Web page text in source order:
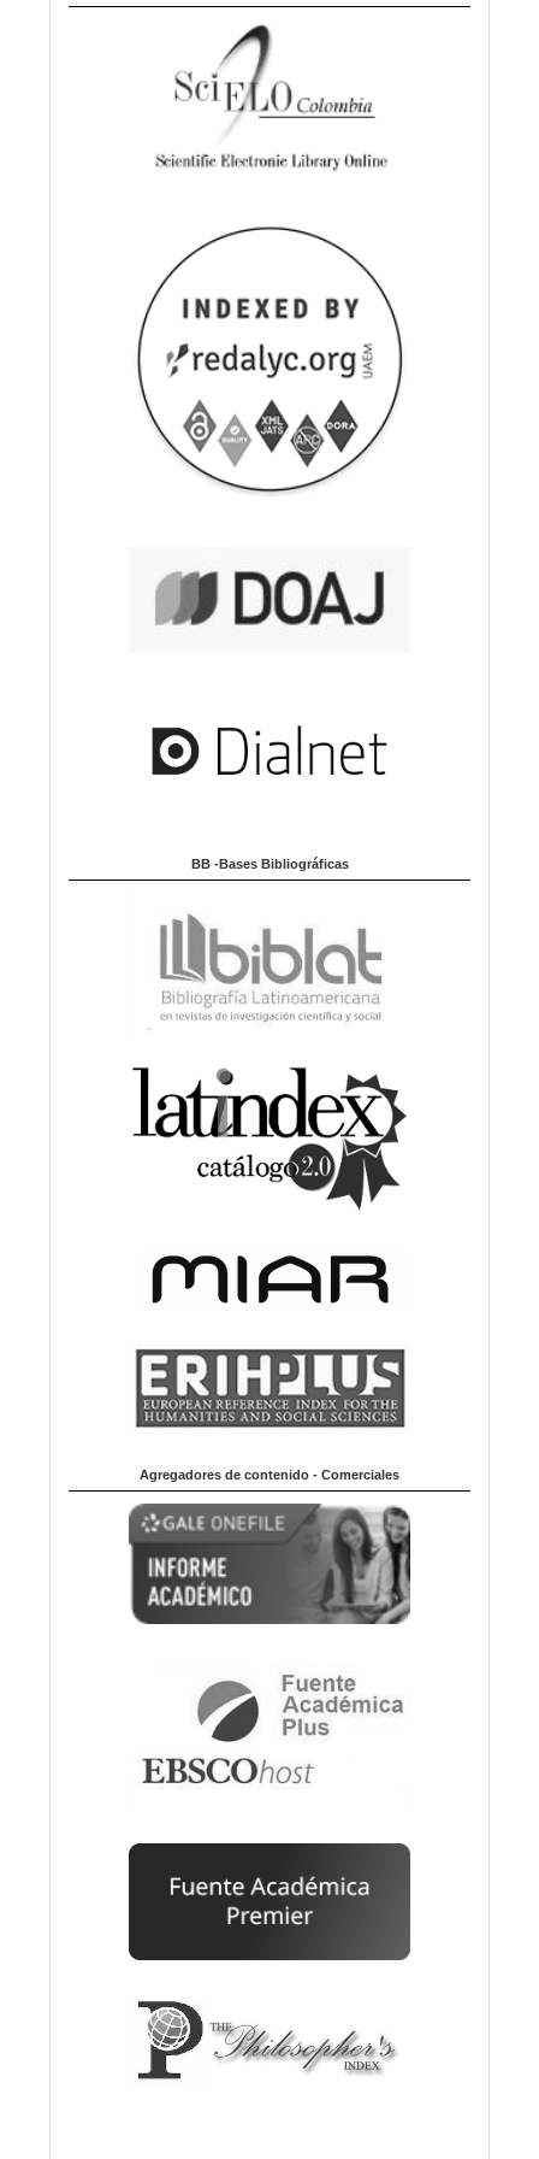
BB -Bases Bibliográficas
Agregadores de contenido - Comerciales